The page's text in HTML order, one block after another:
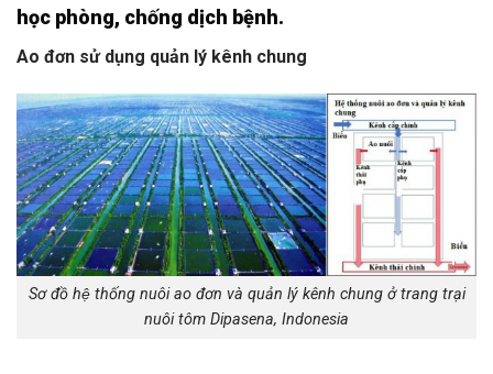
học phòng, chống dịch bệnh.
Ao đơn sử dụng quản lý kênh chung
Sơ đồ hệ thống nuôi ao đơn và quản lý kênh chung ở trang trại
nuôi tôm Dipasena, Indonesia